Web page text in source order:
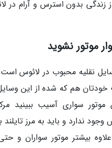
زندگی بدون استرس و آرام در
موتور نشوید
نقلیه محبوب در لائوس
خودتان هم که شده از این
موتور سواری آسیب ببینید
ندارد و باید به مرز تایلند
بیشتر موتور سواران و